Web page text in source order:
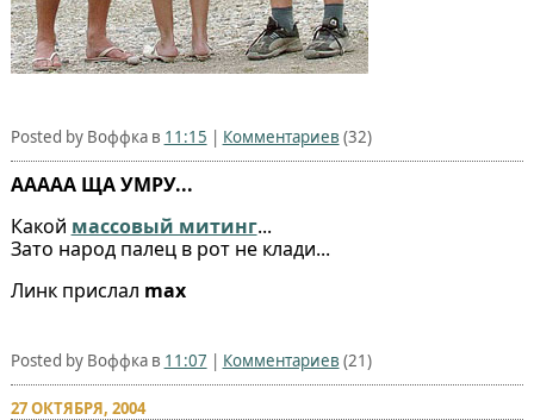
Posted by Воффка в 11:15 | Комментариев (32)
ААААА ЩА УМРУ...
Какой массовый митинг...
Зато народ палец в рот не клади...
Линк прислал max
Posted by Воффка в 11:07 | Комментариев (21)
27 ОКТЯБРЯ, 2004